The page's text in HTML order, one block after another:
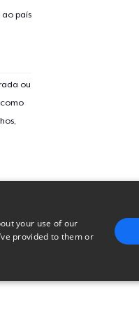
ao país
ou
your use of our
provided to them or